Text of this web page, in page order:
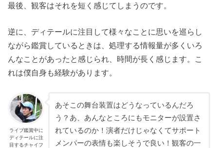
最後、観客はそれを短く感じてしまうのです。
逆に、ディテールに注目して様々なことに思いを巡らし
ながら鑑賞しているときは、処理する情報量が多くいろ
んなことがあったと感じられ、時間が長く感じます。こ
れは僕自身も経験があります。
ライブ鑑賞中に
ディテールに注
目するチャイフ
あそこの舞台装置はどうなっているんだろ
う？あ、あんなところにもモニターが設置さ
れているのか！演者だけじゃなくてサポート
メンバーの表情も楽しそうで良い！観客の一